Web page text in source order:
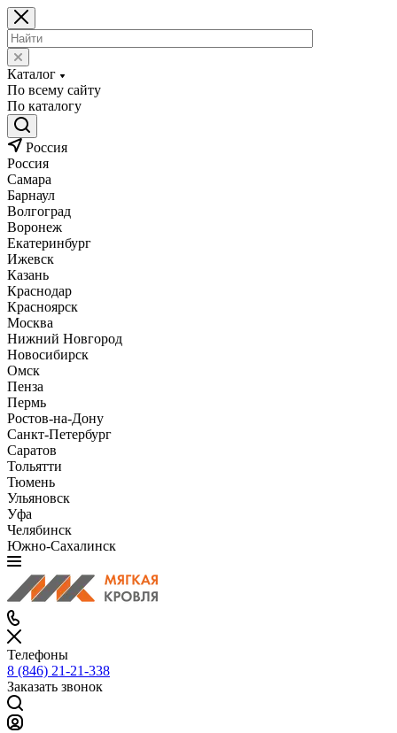
Каталог
По всему сайту
По каталогу
Россия
Россия
Самара
Барнаул
Волгоград
Воронеж
Екатеринбург
Ижевск
Казань
Краснодар
Красноярск
Москва
Нижний Новгород
Новосибирск
Омск
Пенза
Пермь
Ростов-на-Дону
Санкт-Петербург
Саратов
Тольятти
Тюмень
Ульяновск
Уфа
Челябинск
Южно-Сахалинск
Телефоны
8 (846) 21-21-338
Заказать звонок